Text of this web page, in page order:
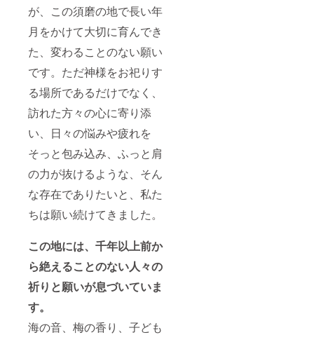
が、この須磨の地で長い年
月をかけて大切に育んでき
た、変わることのない願い
です。ただ神様をお祀りす
る場所であるだけでなく、
訪れた方々の心に寄り添
い、日々の悩みや疲れを
そっと包み込み、ふっと肩
の力が抜けるような、そん
な存在でありたいと、私た
ちは願い続けてきました。
この地には、千年以上前か
ら絶えることのない人々の
祈りと願いが息づいていま
す。
海の音、梅の香り、子ども